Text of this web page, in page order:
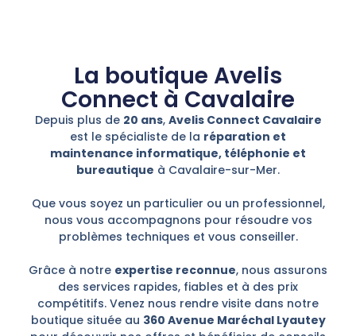
La boutique Avelis
Connect à Cavalaire
Depuis plus de 20 ans, Avelis Connect Cavalaire
est le spécialiste de la réparation et
maintenance informatique, téléphonie et
bureautique à Cavalaire-sur-Mer.
Que vous soyez un particulier ou un professionnel,
nous vous accompagnons pour résoudre vos
problèmes techniques et vous conseiller.
Grâce à notre expertise reconnue, nous assurons
des services rapides, fiables et à des prix
compétitifs. Venez nous rendre visite dans notre
boutique située au 360 Avenue Maréchal Lyautey